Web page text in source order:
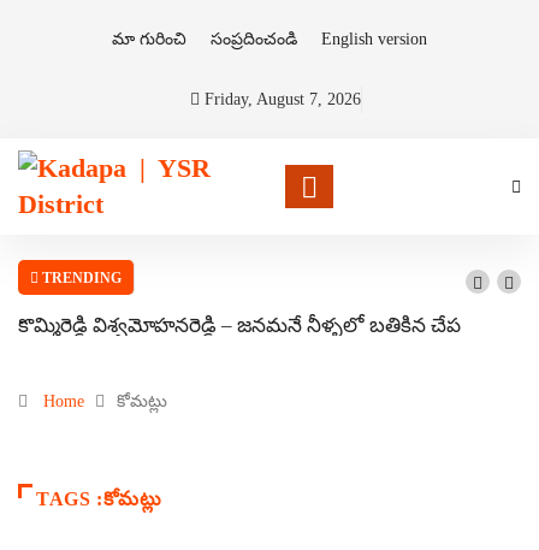
మా గురించి సంప్రదించండి English version
Friday, August 7, 2026
TRENDING
కొమ్మిరెడ్డి విశ్వమోహనరెడ్డి – జనమనే నీళ్ళలో బతికిన చేప
Home కోమట్లు
TAGS :కోమట్లు